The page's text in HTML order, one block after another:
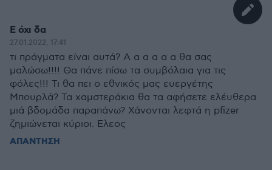
Ε όχι δα
27.01.2022, 17:41
τι πράγματα είναι αυτά? Α α α α α α θα σας
μαλώσω!!!! Θα πάνε πίσω τα συμβόλαια για τις
φόλες!!! Τι θα πει ο εθνικός μας ευεργέτης
Μπουρλά? Τα χαμστεράκια θα τα αφήσετε ελέυθερα
μιά βδομάδα παραπάνω? Χάνονται λεφτά η pfizer
ζημιώνεται κύριοι. Ελεος
ΑΠΑΝΤΗΣΗ